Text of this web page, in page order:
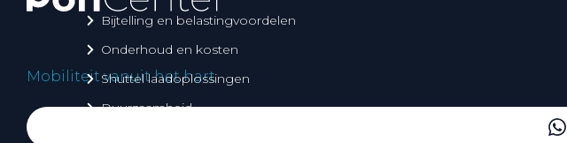
Bijtelling en belastingvoordelen
Onderhoud en kosten
Shuttel laadoplossingen
Duurzaamheid
Mobiliteit vanuit het hart